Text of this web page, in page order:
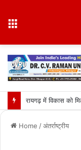
Home /अंतर्राष्ट्रीय